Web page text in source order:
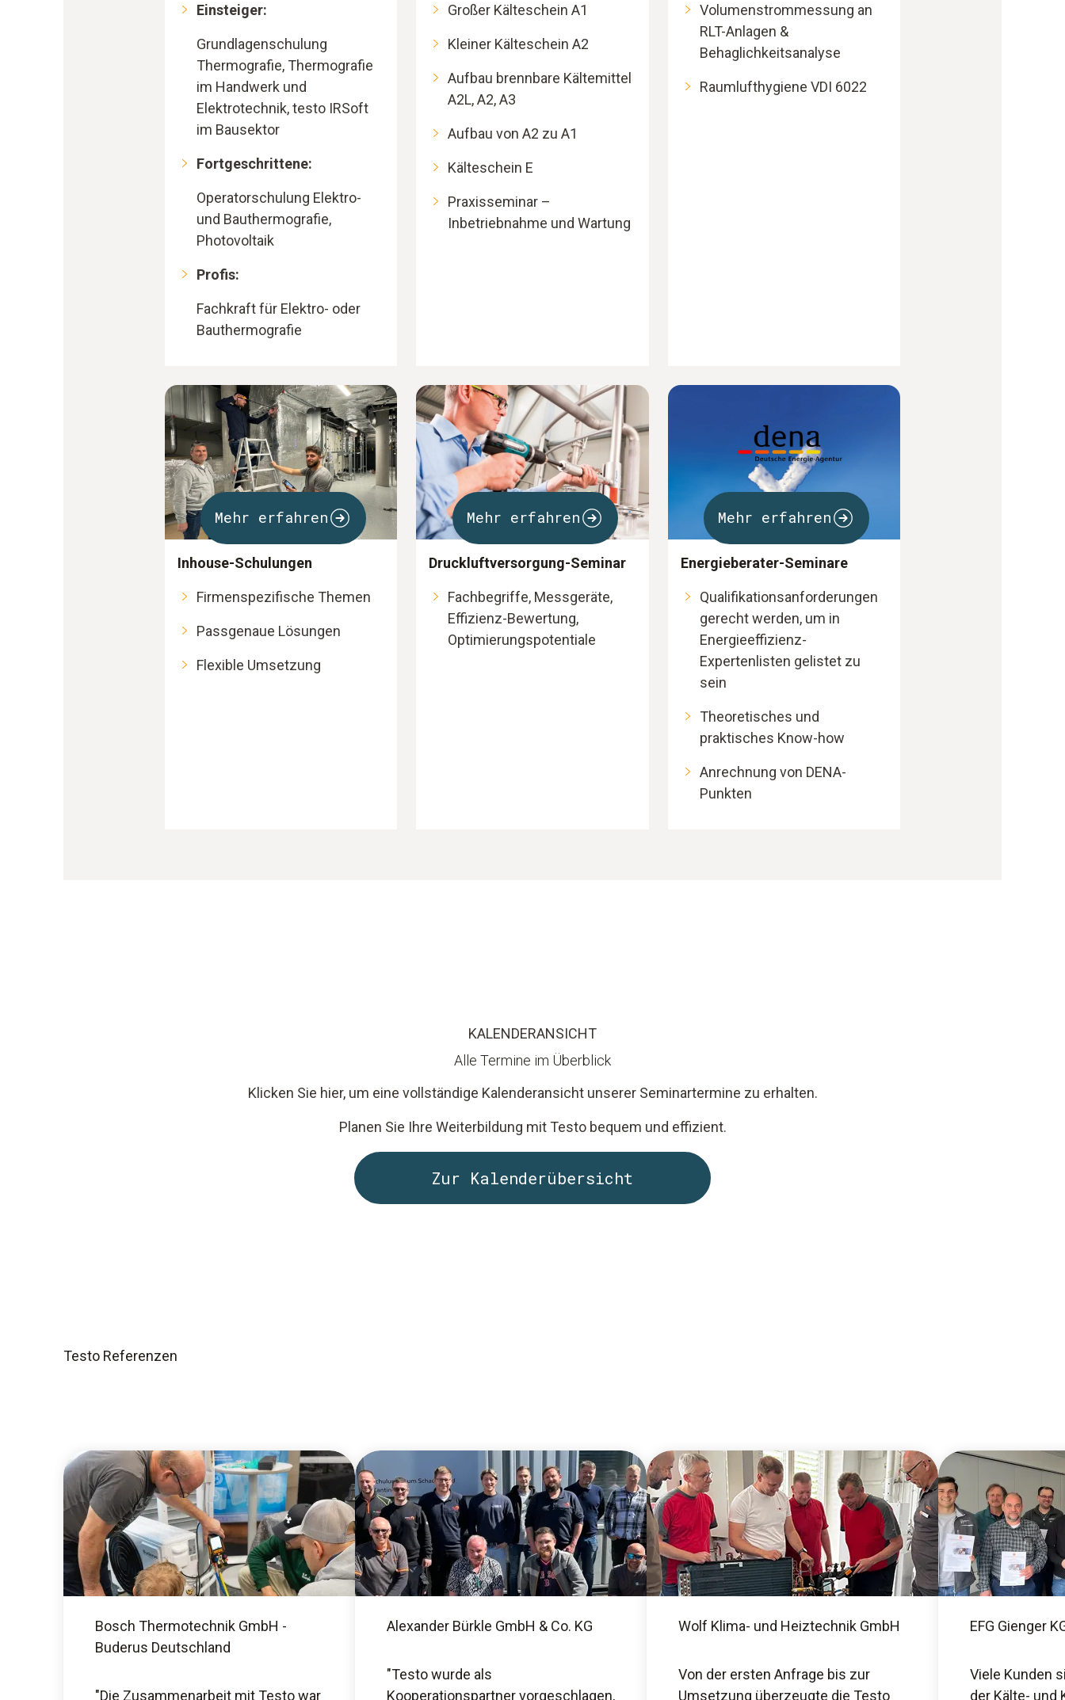
Einsteiger:
Grundlagenschulung
Thermografie, Thermografie
im Handwerk und
Elektrotechnik, testo IRSoft
im Bausektor
Fortgeschrittene:
Operatorschulung Elektro-
und Bauthermografie,
Photovoltaik
Profis:
Fachkraft für Elektro- oder
Bauthermografie
Großer Kälteschein A1
Kleiner Kälteschein A2
Aufbau brennbare Kältemittel
A2L, A2, A3
Aufbau von A2 zu A1
Kälteschein E
Praxisseminar –
Inbetriebnahme und Wartung
Volumenstrommessung an
RLT-Anlagen &
Behaglichkeitsanalyse
Raumlufthygiene VDI 6022
Mehr erfahren
Inhouse-Schulungen
Firmenspezifische Themen
Passgenaue Lösungen
Flexible Umsetzung
Mehr erfahren
Druckluftversorgung-Seminar
Fachbegriffe, Messgeräte,
Effizienz-Bewertung,
Optimierungspotentiale
Mehr erfahren
Energieberater-Seminare
Qualifikationsanforderungen
gerecht werden, um in
Energieeffizienz-
Expertenlisten gelistet zu
sein
Theoretisches und
praktisches Know-how
Anrechnung von DENA-
Punkten
KALENDERANSICHT
Alle Termine im Überblick
Klicken Sie hier, um eine vollständige Kalenderansicht unserer Seminartermine zu erhalten.
Planen Sie Ihre Weiterbildung mit Testo bequem und effizient.
Zur Kalenderübersicht
Testo Referenzen
Bosch Thermotechnik GmbH -
Buderus Deutschland
"Die Zusammenarbeit mit Testo war
Alexander Bürkle GmbH & Co. KG
"Testo wurde als
Kooperationspartner vorgeschlagen,
Wolf Klima- und Heiztechnik GmbH
Von der ersten Anfrage bis zur
Umsetzung überzeugte die Testo
EFG Gienger
Viele Kunden
der Kälte- und